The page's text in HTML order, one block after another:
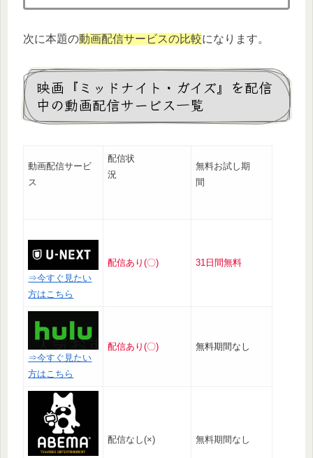
次に本題の動画配信サービスの比較になります。
映画『ミッドナイト・ガイズ』を配信
中の動画配信サービス一覧
動画配信サービ
ス
配信状
況
無料お試し期
間
⇒今すぐ見たい
方はこちら
配信あり(〇) 31日間無料
⇒今すぐ見たい
方はこちら
配信あり(〇) 無料期間なし
配信なし(×) 無料期間なし